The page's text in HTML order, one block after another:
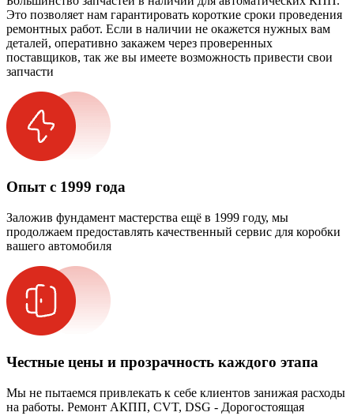
Это позволяет нам гарантировать короткие сроки проведения
ремонтных работ. Если в наличии не окажется нужных вам
деталей, оперативно закажем через проверенных
поставщиков, так же вы имеете возможность привести свои
запчасти
Опыт с 1999 года
Заложив фундамент мастерства ещё в 1999 году, мы
продолжаем предоставлять качественный сервис для коробки
вашего автомобиля
Честные цены и прозрачность каждого этапа
Мы не пытаемся привлекать к себе клиентов занижая расходы
на работы. Ремонт АКПП, CVT, DSG - Дорогостоящая